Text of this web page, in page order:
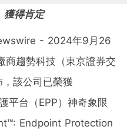
獲得肯定
- 2024年9月26
商趨勢科技（東京證券交
該公司已榮獲
平台（EPP）神奇象限
Endpoint Protection